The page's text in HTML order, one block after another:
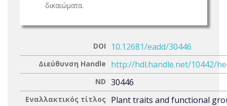
δικαιώματα.
DOI 10.12681/eadd/30446
Διεύθυνση Handle http://hdl.handle.net/10442/
ND 30446
Εναλλακτικός τίτλος Plant traits and functional